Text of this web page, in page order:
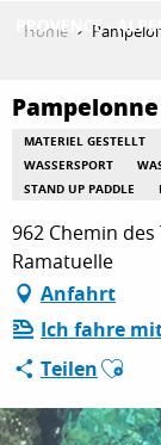
principal
ESPACE
Home
MATERIEL GESTELLT
WASSERSPORT
STAND UP PADDLE
962 Chemin
Ramatuelle
Anfahrt
Ich fahre
Teilen